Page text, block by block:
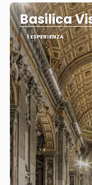
Basilica
1 ESPERIENZA